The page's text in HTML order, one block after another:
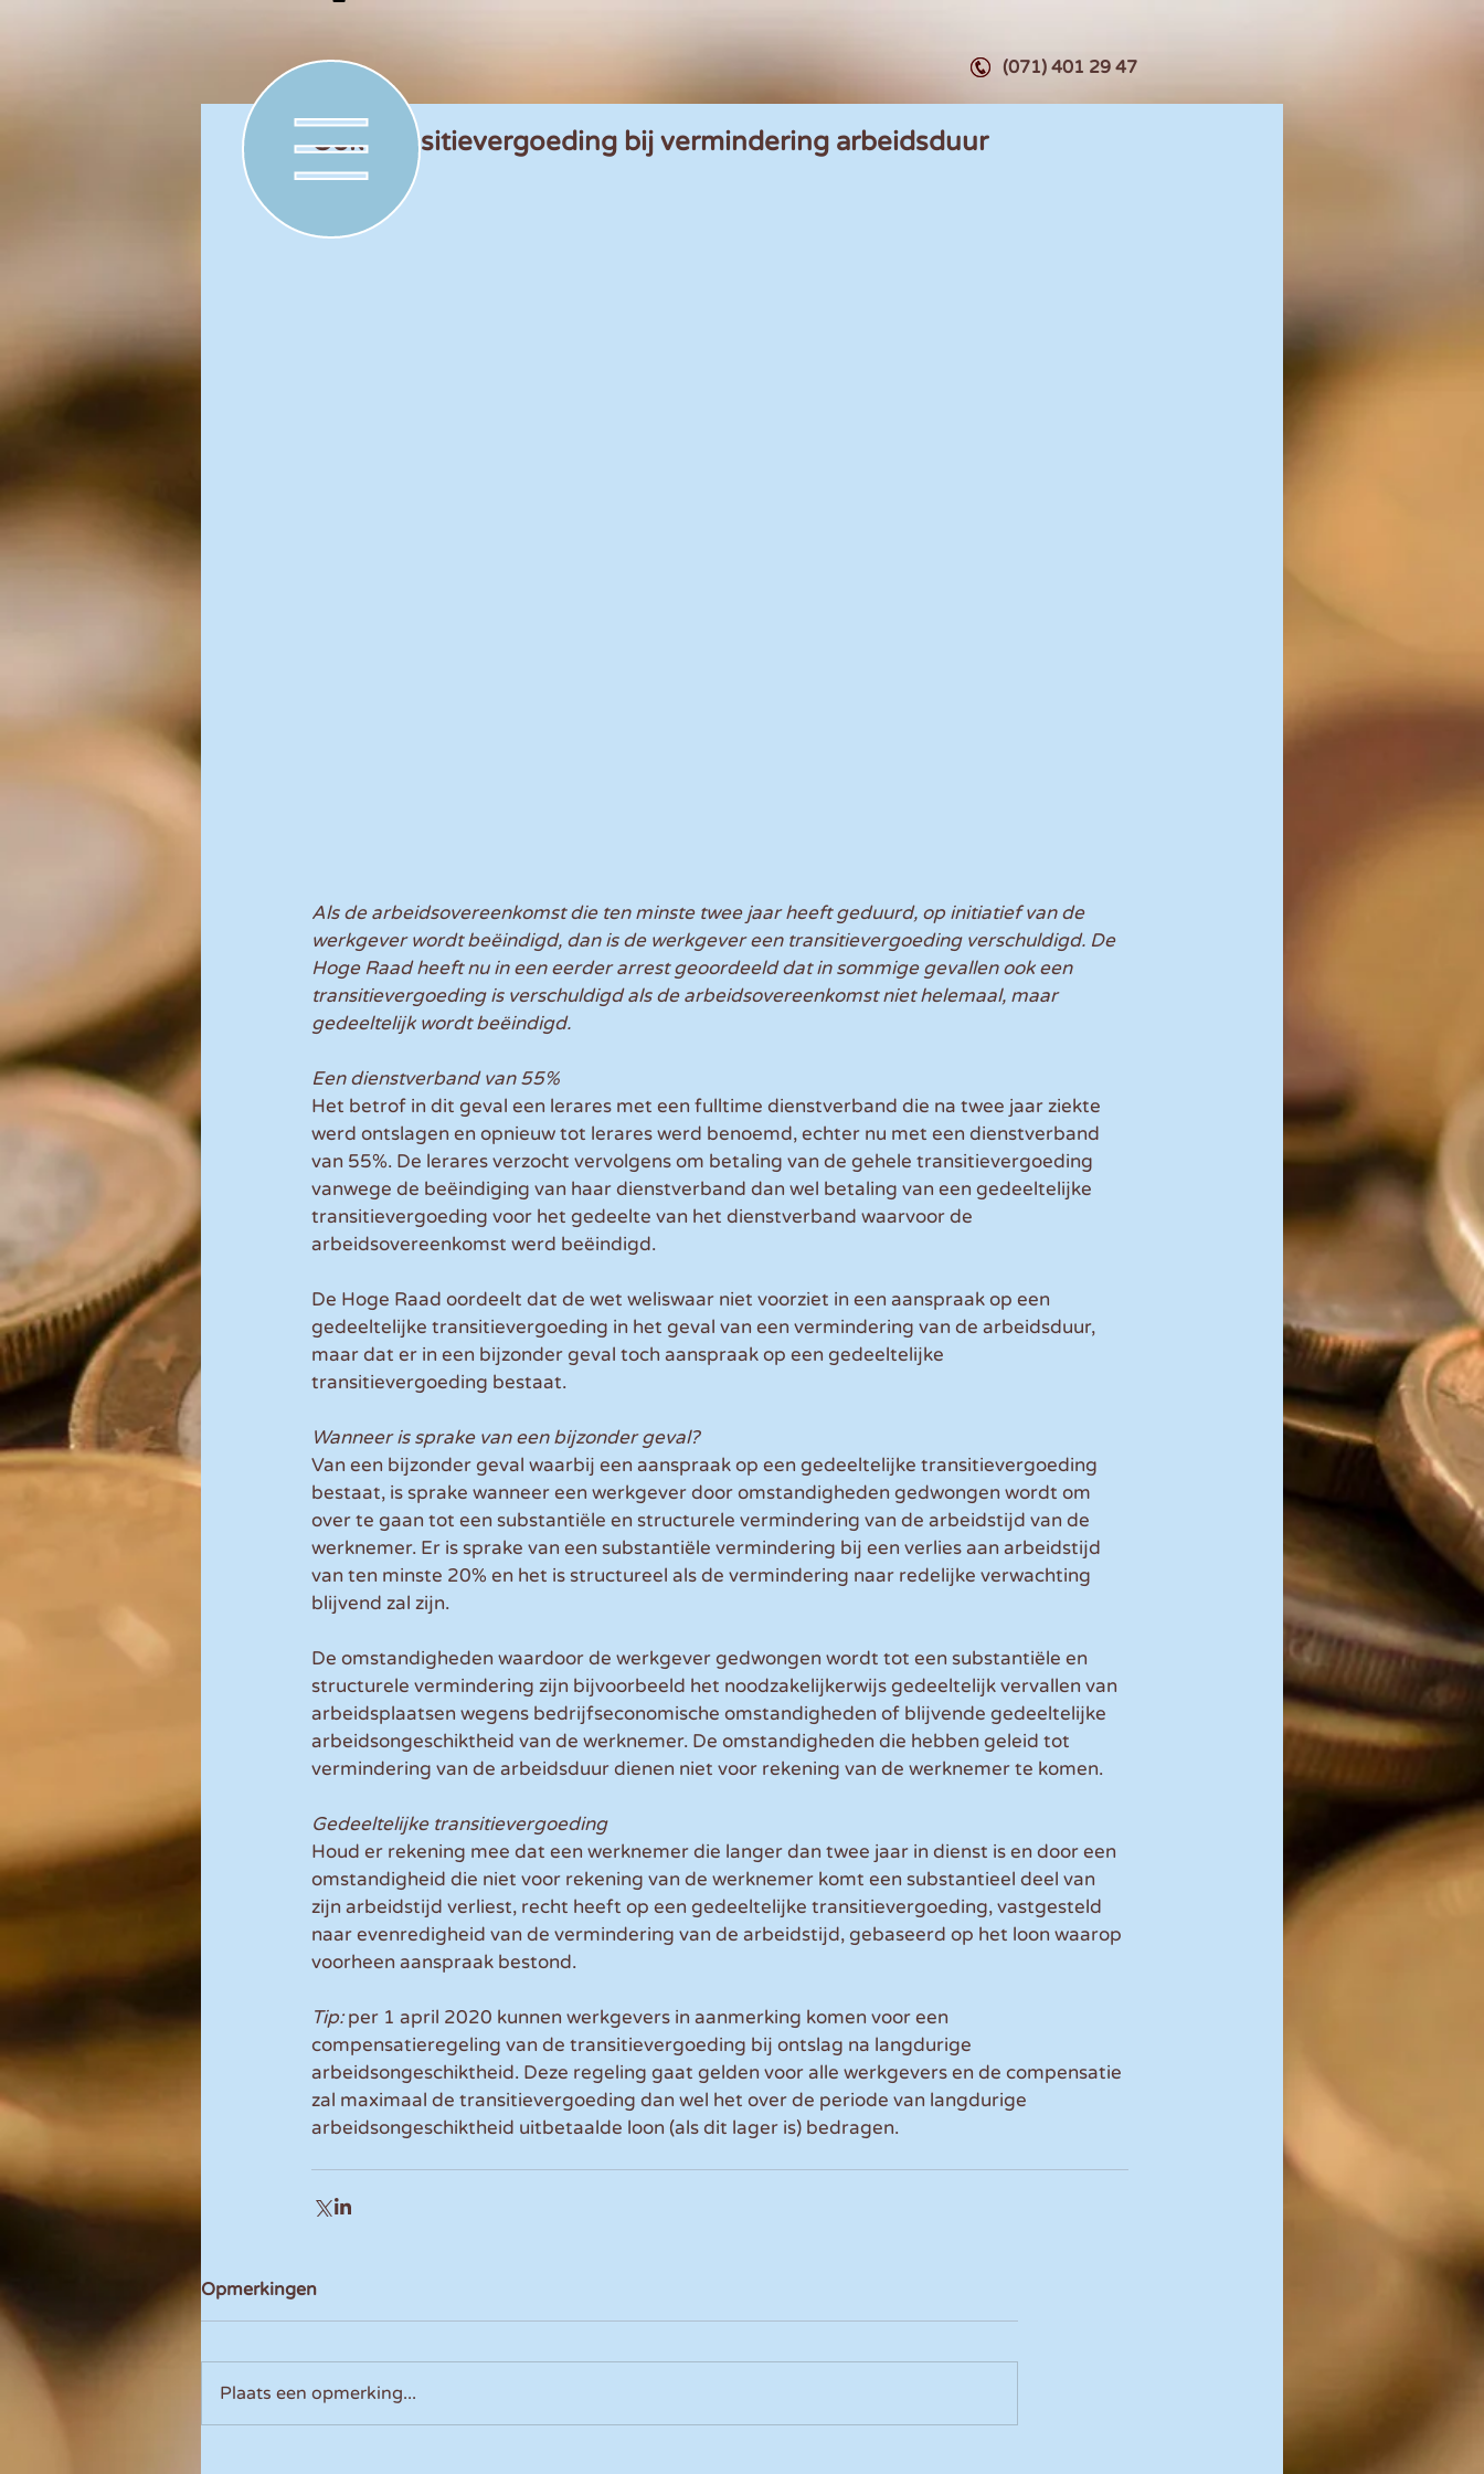
(071) 401 29 47
Ook transitievergoeding bij vermindering arbeidsduur
Als de arbeidsovereenkomst die ten minste twee jaar heeft geduurd, op initiatief van de
werkgever wordt beëindigd, dan is de werkgever een transitievergoeding verschuldigd. De
Hoge Raad heeft nu in een eerder arrest geoordeeld dat in sommige gevallen ook een
transitievergoeding is verschuldigd als de arbeidsovereenkomst niet helemaal, maar
gedeeltelijk wordt beëindigd.
Een dienstverband van 55%
Het betrof in dit geval een lerares met een fulltime dienstverband die na twee jaar ziekte
werd ontslagen en opnieuw tot lerares werd benoemd, echter nu met een dienstverband
van 55%. De lerares verzocht vervolgens om betaling van de gehele transitievergoeding
vanwege de beëindiging van haar dienstverband dan wel betaling van een gedeeltelijke
transitievergoeding voor het gedeelte van het dienstverband waarvoor de
arbeidsovereenkomst werd beëindigd.
De Hoge Raad oordeelt dat de wet weliswaar niet voorziet in een aanspraak op een
gedeeltelijke transitievergoeding in het geval van een vermindering van de arbeidsduur,
maar dat er in een bijzonder geval toch aanspraak op een gedeeltelijke
transitievergoeding bestaat.
Wanneer is sprake van een bijzonder geval?
Van een bijzonder geval waarbij een aanspraak op een gedeeltelijke transitievergoeding
bestaat, is sprake wanneer een werkgever door omstandigheden gedwongen wordt om
over te gaan tot een substantiële en structurele vermindering van de arbeidstijd van de
werknemer. Er is sprake van een substantiële vermindering bij een verlies aan arbeidstijd
van ten minste 20% en het is structureel als de vermindering naar redelijke verwachting
blijvend zal zijn.
De omstandigheden waardoor de werkgever gedwongen wordt tot een substantiële en
structurele vermindering zijn bijvoorbeeld het noodzakelijkerwijs gedeeltelijk vervallen van
arbeidsplaatsen wegens bedrijfseconomische omstandigheden of blijvende gedeeltelijke
arbeidsongeschiktheid van de werknemer. De omstandigheden die hebben geleid tot
vermindering van de arbeidsduur dienen niet voor rekening van de werknemer te komen.
Gedeeltelijke transitievergoeding
Houd er rekening mee dat een werknemer die langer dan twee jaar in dienst is en door een
omstandigheid die niet voor rekening van de werknemer komt een substantieel deel van
zijn arbeidstijd verliest, recht heeft op een gedeeltelijke transitievergoeding, vastgesteld
naar evenredigheid van de vermindering van de arbeidstijd, gebaseerd op het loon waarop
voorheen aanspraak bestond.
Tip: per 1 april 2020 kunnen werkgevers in aanmerking komen voor een
compensatieregeling van de transitievergoeding bij ontslag na langdurige
arbeidsongeschiktheid. Deze regeling gaat gelden voor alle werkgevers en de compensatie
zal maximaal de transitievergoeding dan wel het over de periode van langdurige
arbeidsongeschiktheid uitbetaalde loon (als dit lager is) bedragen.
Opmerkingen
Plaats een opmerking...